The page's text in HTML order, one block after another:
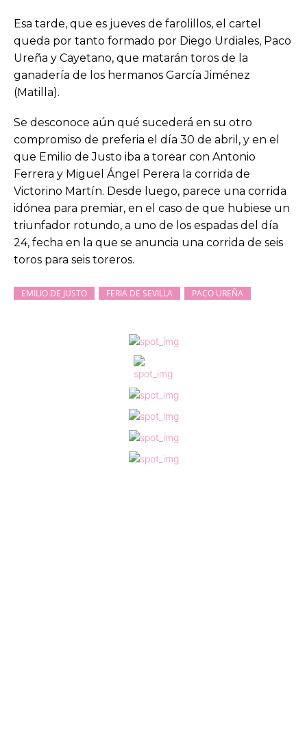
Esa tarde, que es jueves de farolillos, el cartel
queda por tanto formado por Diego Urdiales, Paco
Ureña y Cayetano, que matarán toros de la
ganadería de los hermanos García Jiménez
(Matilla).
Se desconoce aún qué sucederá en su otro
compromiso de preferia el día 30 de abril, y en el
que Emilio de Justo iba a torear con Antonio
Ferrera y Miguel Ángel Perera la corrida de
Victorino Martín. Desde luego, parece una corrida
idónea para premiar, en el caso de que hubiese un
triunfador rotundo, a uno de los espadas del día
24, fecha en la que se anuncia una corrida de seis
toros para seis toreros.
EMILIO DE JUSTO FERIA DE SEVILLA PACO UREÑA